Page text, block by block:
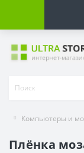
Компьютеры и
Плёнка